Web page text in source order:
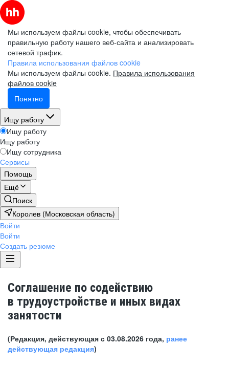
Мы используем файлы cookie, чтобы обеспечивать
правильную работу нашего веб-сайта и анализировать
сетевой трафик.
Правила использования файлов cookie
Мы используем файлы cookie. Правила использования
файлов cookie
Понятно
Ищу работу
Ищу работу
Ищу работу
Ищу сотрудника
Сервисы
Помощь
Ещё
Поиск
Королев (Московская область)
Войти
Войти
Создать резюме
Соглашение по содействию
в трудоустройстве и иных видах
занятости
(Редакция, действующая с 03.08.2026 года, ранее
действующая редакция)